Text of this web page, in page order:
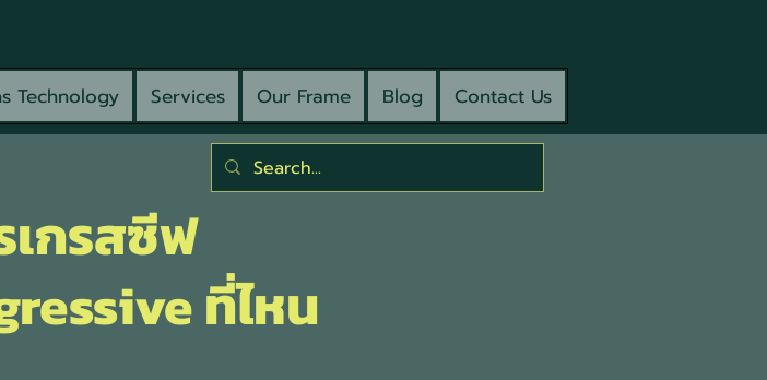
Technology Services Our Frame Blog Contact Us
เกรสซีฟ
ที่ไหน